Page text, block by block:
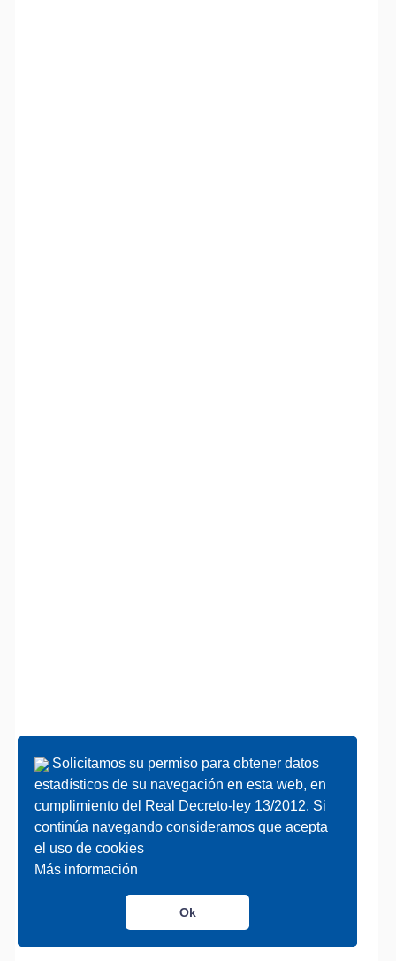
Solicitamos su permiso para obtener datos
estadísticos de su navegación en esta web, en
cumplimiento del Real Decreto-ley 13/2012. Si
continúa navegando consideramos que acepta
el uso de cookies
Más información
Ok
Solicitamos su permiso para obtener datos
estadísticos de su navegación en esta web, en
cumplimiento del Real Decreto-ley 13/2012. Si
continúa navegando consideramos que acepta
el uso de cookies
Más información
Ok